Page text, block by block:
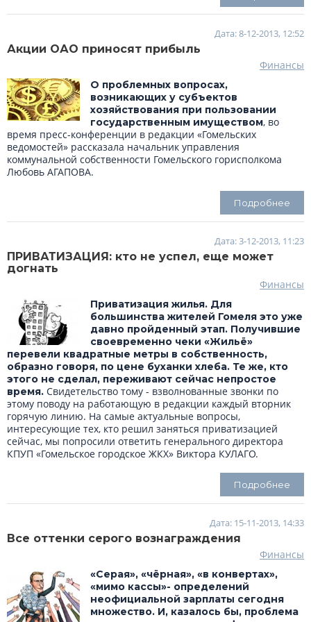
Дата: 8-12-2013, 12:52
Акции ОАО приносят прибыль
Финансы
О проблемных вопросах,
возникающих у субъектов
хозяйствования при пользовании
государственным имуществом, во
время пресс-конференции в редакции «Гомельских
ведомостей» рассказала начальник управления
коммунальной собственности Гомельского горисполкома
Любовь АГАПОВА.
Подробнее
Дата: 3-12-2013, 11:23
ПРИВАТИЗАЦИЯ: кто не успел, еще может
догнать
Финансы
Приватизация жилья. Для
большинства жителей Гомеля это уже
давно пройденный этап. Получившие
своевременно чеки «Жильё»
перевели квадратные метры в собственность,
образно говоря, по цене буханки хлеба. Те же, кто
этого не сделал, переживают сейчас непростое
время. Свидетельство тому - взволнованные звонки по
этому поводу на работающую в редакции каждый вторник
горячую линию. На самые актуальные вопросы,
интересующие тех, кто решил заняться приватизацией
сейчас, мы попросили ответить генерального директора
КПУП «Гомельское городское ЖКХ» Виктора КУЛАГО.
Подробнее
Дата: 15-11-2013, 14:33
Все оттенки серого вознаграждения
Финансы
«Серая», «чёрная», «в конвертах»,
«мимо кассы»- определений
неофициальной зарплаты сегодня
множество. И, казалось бы, проблема